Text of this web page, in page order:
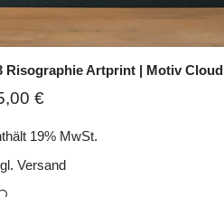
Risographie Artprint | Motiv Cloud
€
19% MwSt.
Versand